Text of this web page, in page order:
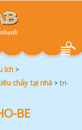
ích >
chảy tại nhà >tri-
BE